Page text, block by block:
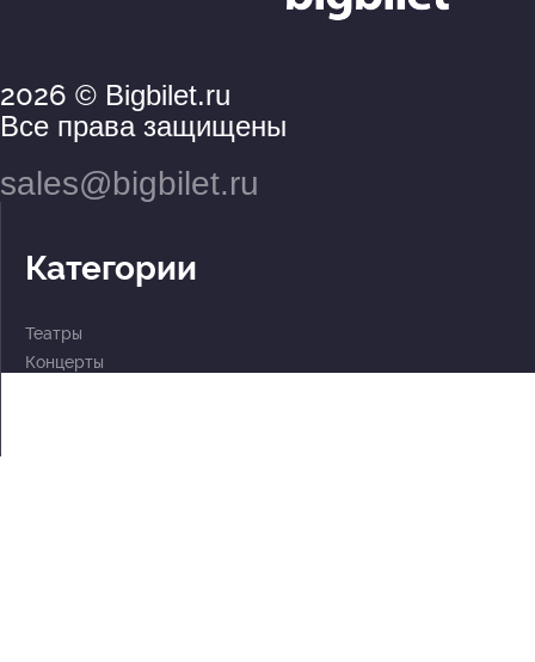
2026 © Bigbilet.ru
Все права защищены
sales@bigbilet.ru
Категории
Театры
Концерты